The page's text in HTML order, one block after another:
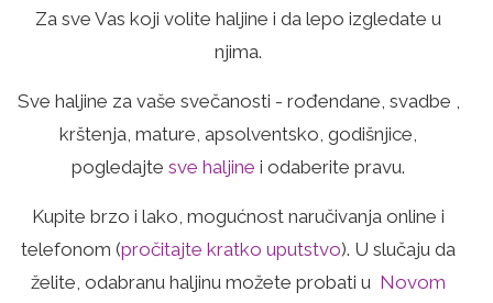
Za sve Vas koji volite haljine i da lepo izgledate u
njima.
Sve haljine za vaše svečanosti - rođendane, svadbe ,
krštenja, mature, apsolventsko, godišnjice,
pogledajtesve haljine i odaberite pravu.
Kupite brzo i lako, mogućnost naručivanja online i
telefonom (pročitajte kratko uputstvo). U slučaju da
želite, odabranu haljinu možete probati u Novom